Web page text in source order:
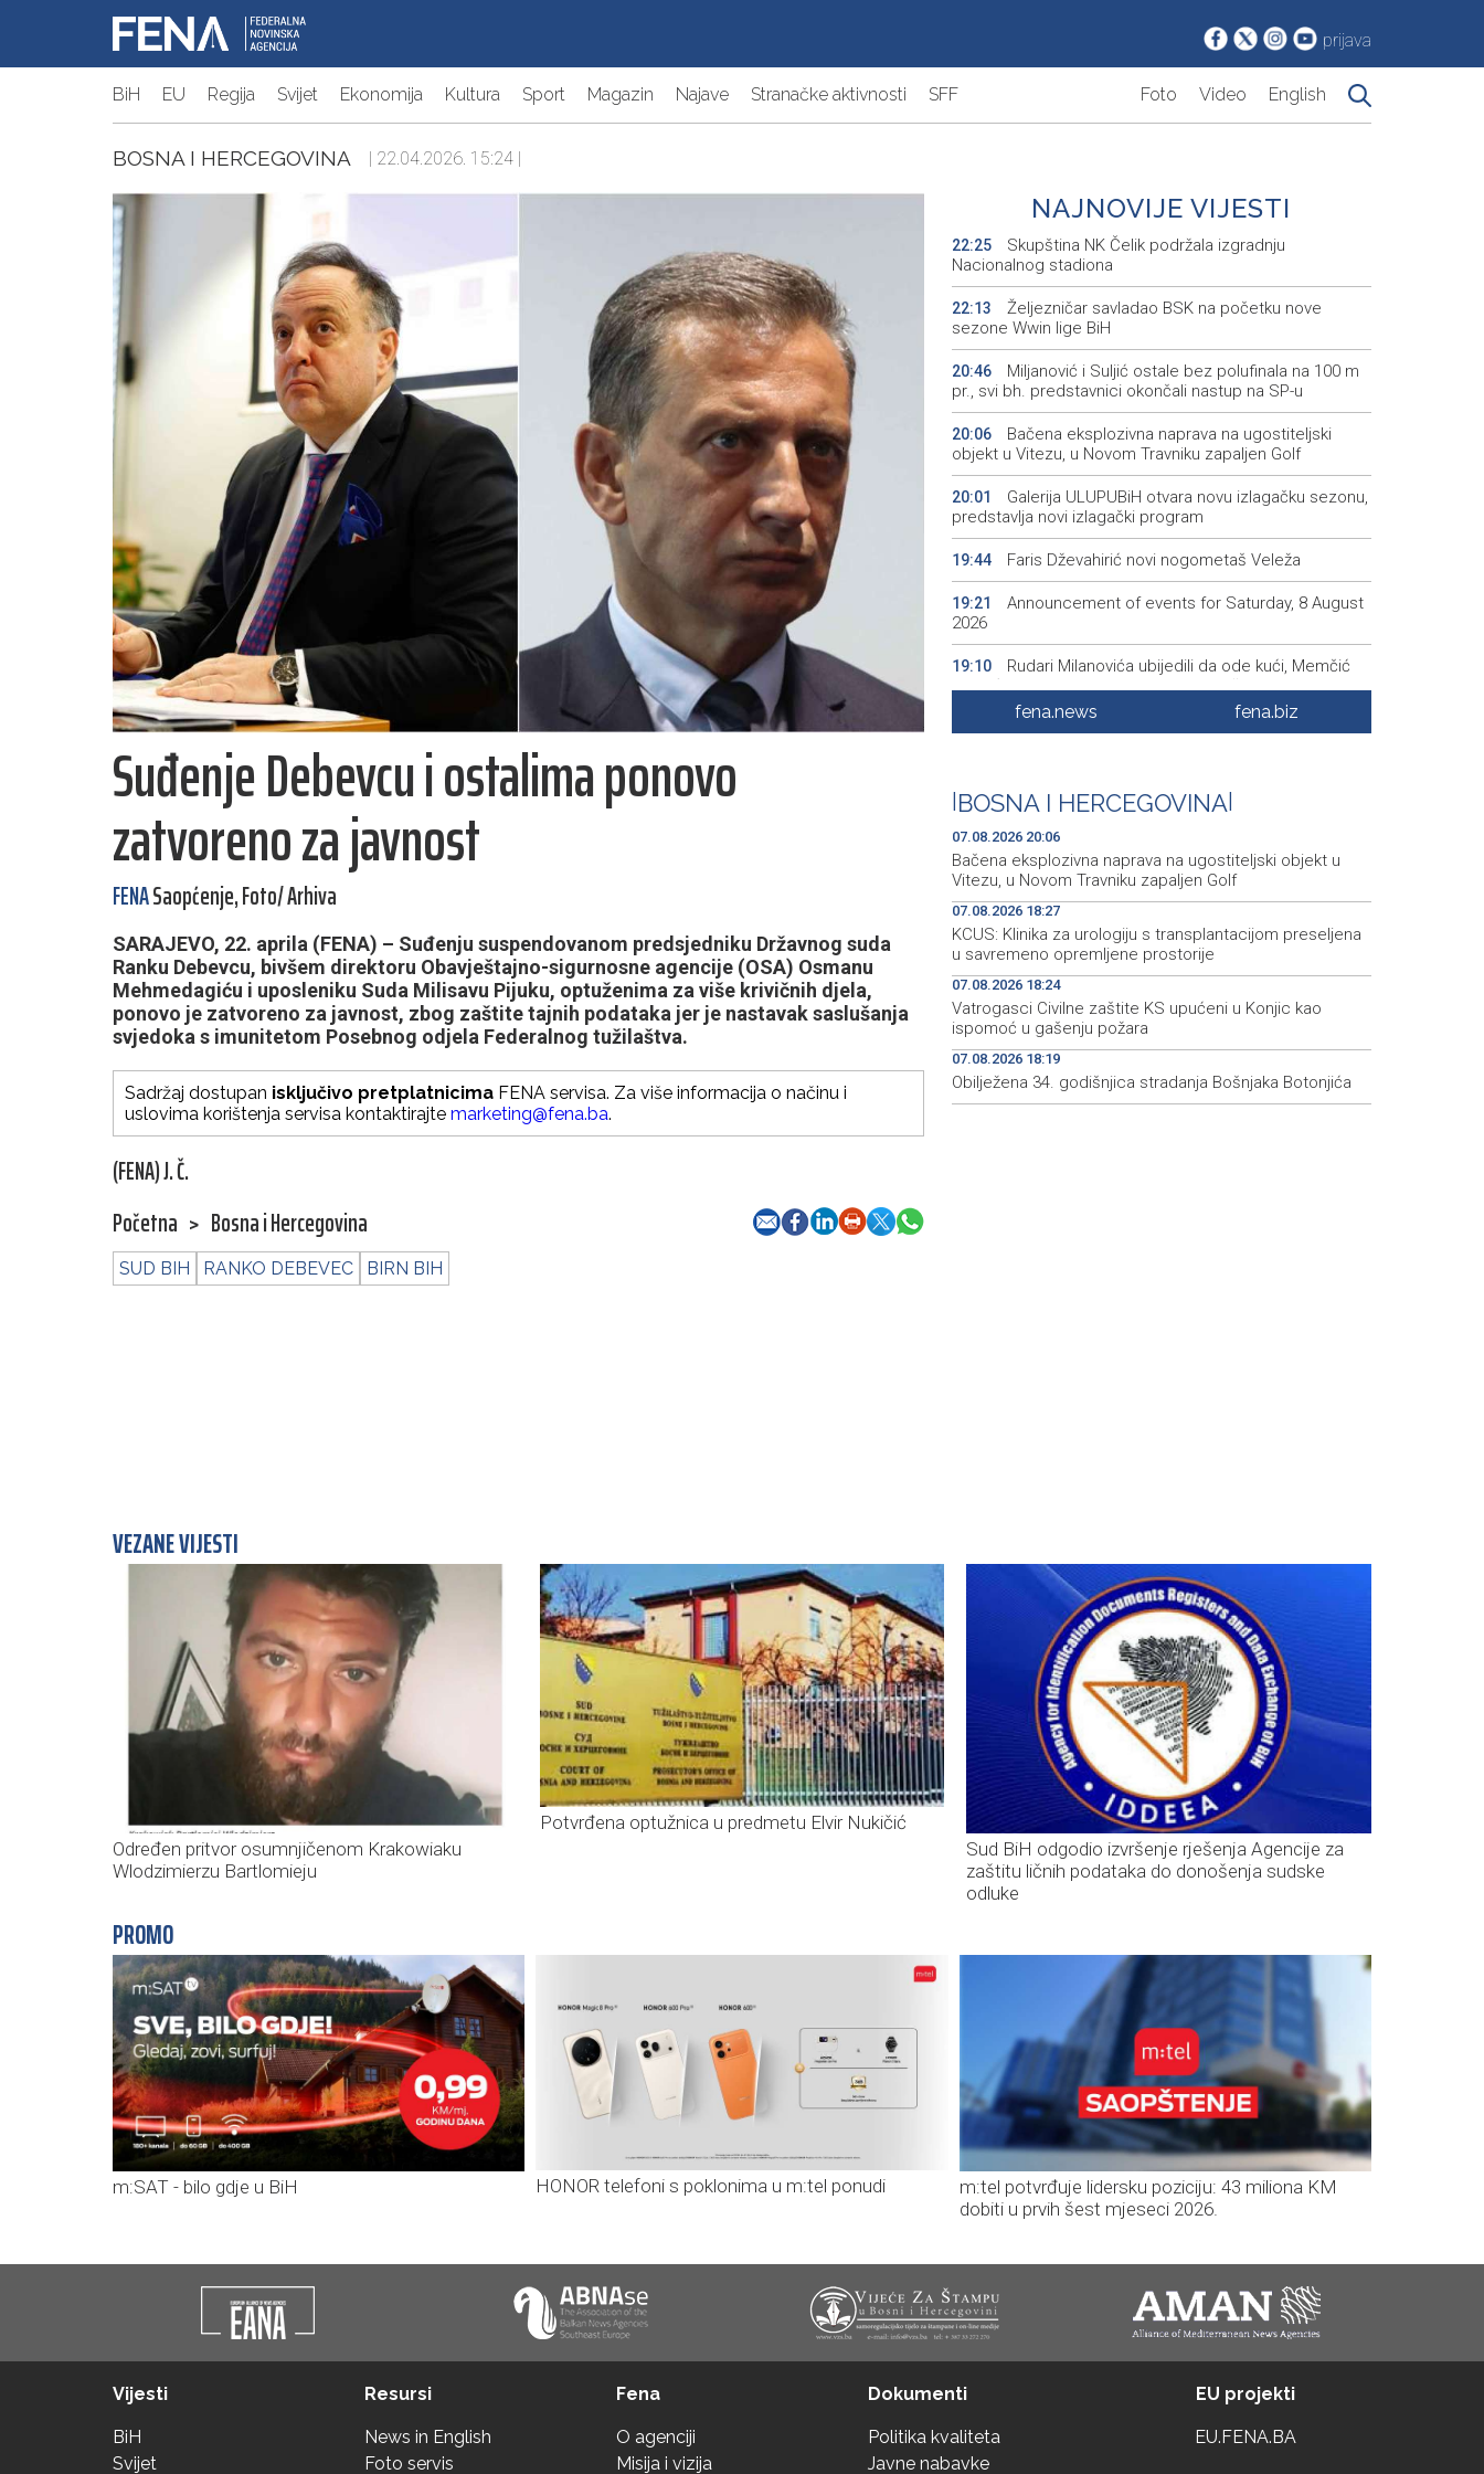
prijava
BiH EU Regija Svijet Ekonomija Kultura Sport Magazin Najave Stranačke aktivnosti SFF Foto Video English
BOSNA I HERCEGOVINA | 22.04.2026. 15:24 |
Suđenje Debevcu i ostalima ponovo
zatvoreno za javnost
FENASaopćenje, Foto/ Arhiva
SARAJEVO, 22. aprila (FENA) – Suđenju suspendovanom predsjedniku Državnog suda
Ranku Debevcu, bivšem direktoru Obavještajno-sigurnosne agencije (OSA) Osmanu
Mehmedagiću i uposleniku Suda Milisavu Pijuku, optuženima za više krivičnih djela,
ponovo je zatvoreno za javnost, zbog zaštite tajnih podataka jer je nastavak saslušanja
svjedoka s imunitetom Posebnog odjela Federalnog tužilaštva.
Sadržaj dostupan isključivo pretplatnicima FENA servisa. Za više informacija o načinu i
uslovima korištenja servisa kontaktirajte marketing@fena.ba.
(FENA) J. Č.
Početna > Bosna i Hercegovina
SUD BIH RANKO DEBEVEC BIRN BIH
NAJNOVIJE VIJESTI
22:25
Skupština NK Čelik podržala izgradnju
Nacionalnog stadiona
22:13
Željezničar savladao BSK na početku nove
sezone Wwin lige BiH
20:46
Miljanović i Suljić ostale bez polufinala na 100 m
pr., svi bh. predstavnici okončali nastup na SP-u
20:06
Bačena eksplozivna naprava na ugostiteljski
objekt u Vitezu, u Novom Travniku zapaljen Golf
20:01
Galerija ULUPUBiH otvara novu izlagačku sezonu,
predstavlja novi izlagački program
19:44 Faris Dževahirić novi nogometaš Veleža
19:21
Announcement of events for Saturday, 8 August
2026
19:10
Rudari Milanovića ubijedili da ode kući, Memčić
se već ponovo vratio u jamu 'Raspotočje'
Sarajevo Film Festival presents Kinoscope and
19:00 Najave događaja za 8. 8. 2026. godine (subota)
fena.news fena.biz
BOSNA I HERCEGOVINA
07.08.2026 20:06
Bačena eksplozivna naprava na ugostiteljski objekt u
Vitezu, u Novom Travniku zapaljen Golf
07.08.2026 18:27
KCUS: Klinika za urologiju s transplantacijom preseljena
u savremeno opremljene prostorije
07.08.2026 18:24
Vatrogasci Civilne zaštite KS upućeni u Konjic kao
ispomoć u gašenju požara
07.08.2026 18:19
Obilježena 34. godišnjica stradanja Bošnjaka Botonjića
VEZANE VIJESTI
Određen pritvor osumnjičenom Krakowiaku
Wlodzimierzu Bartlomieju
Potvrđena optužnica u predmetu Elvir Nukičić
Sud BiH odgodio izvršenje rješenja Agencije za
zaštitu ličnih podataka do donošenja sudske
odluke
PROMO
m:SAT - bilo gdje u BiH HONOR telefoni s poklonima u m:tel ponudi
m:tel potvrđuje lidersku poziciju: 43 miliona KM
dobiti u prvih šest mjeseci 2026.
Vijesti
BiH
Svijet
Resursi
News in English
Foto servis
Fena
O agenciji
Misija i vizija
Dokumenti
Politika kvaliteta
Javne nabavke
EU projekti
EU.FENA.BA